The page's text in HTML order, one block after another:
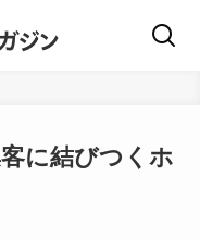
に結びつくホ